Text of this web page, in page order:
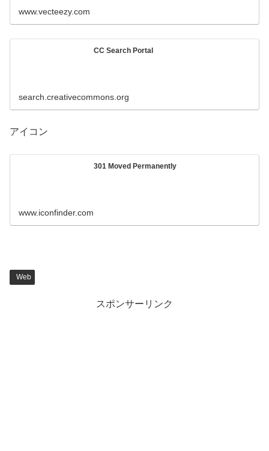
www.vecteezy.com
CC Search Portal
search.creativecommons.org
アイコン
301 Moved Permanently
www.iconfinder.com
Web
スポンサーリンク